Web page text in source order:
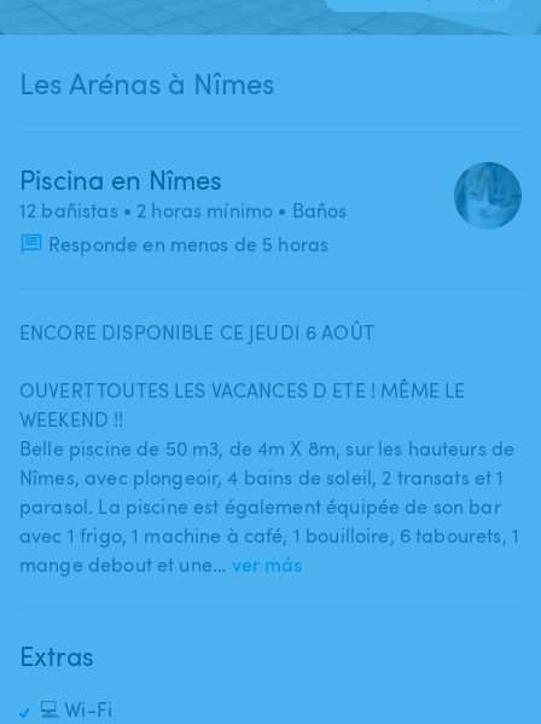
Les Arénas à Nîmes
Piscina en Nîmes
12 bañistas • 2 horas mínimo • Baños
Responde en menos de 5 horas
ENCORE DISPONIBLE CE JEUDI 6 AOÛT
OUVERT TOUTES LES VACANCES D ETE ! MÊME LE
WEEKEND !!
Belle piscine de 50 m3​,​ de 4m X 8m​,​ sur les hauteurs de
Nîmes​,​ avec plongeoir​,​ 4 bains de soleil​,​ 2 transats et 1
parasol. La piscine est également équipée de son bar
avec 1 frigo​,​ 1 machine à café​,​ 1 bouilloire​,​ 6 tabourets​,​ 1
mange debout et une… ver más
Extras
💻 Wi-Fi